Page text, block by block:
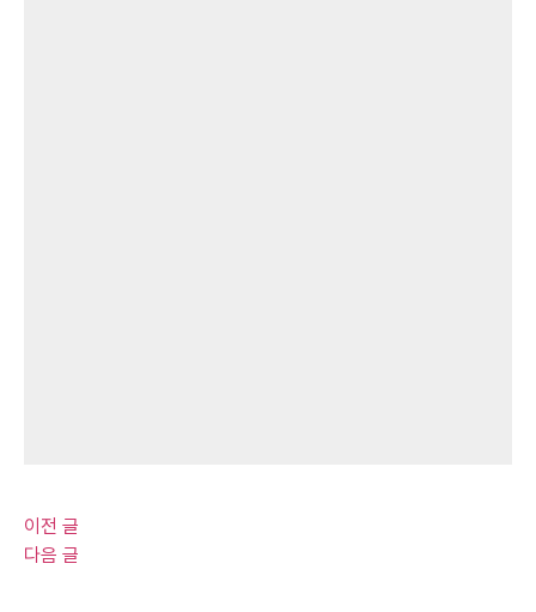
이전 글
다음 글